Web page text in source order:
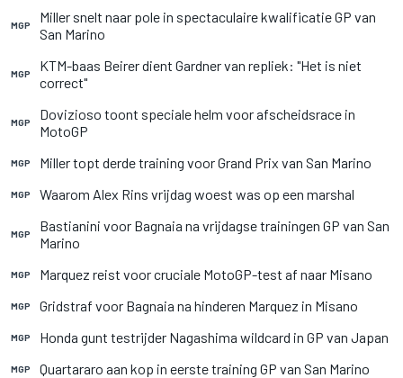
MGP
Miller snelt naar pole in spectaculaire kwalificatie GP van
San Marino
MGP
KTM-baas Beirer dient Gardner van repliek: "Het is niet
correct"
MGP
Dovizioso toont speciale helm voor afscheidsrace in
MotoGP
MGP Miller topt derde training voor Grand Prix van San Marino
MGP Waarom Alex Rins vrijdag woest was op een marshal
MGP
Bastianini voor Bagnaia na vrijdagse trainingen GP van San
Marino
MGP Marquez reist voor cruciale MotoGP-test af naar Misano
MGP Gridstraf voor Bagnaia na hinderen Marquez in Misano
MGP Honda gunt testrijder Nagashima wildcard in GP van Japan
MGP Quartararo aan kop in eerste training GP van San Marino